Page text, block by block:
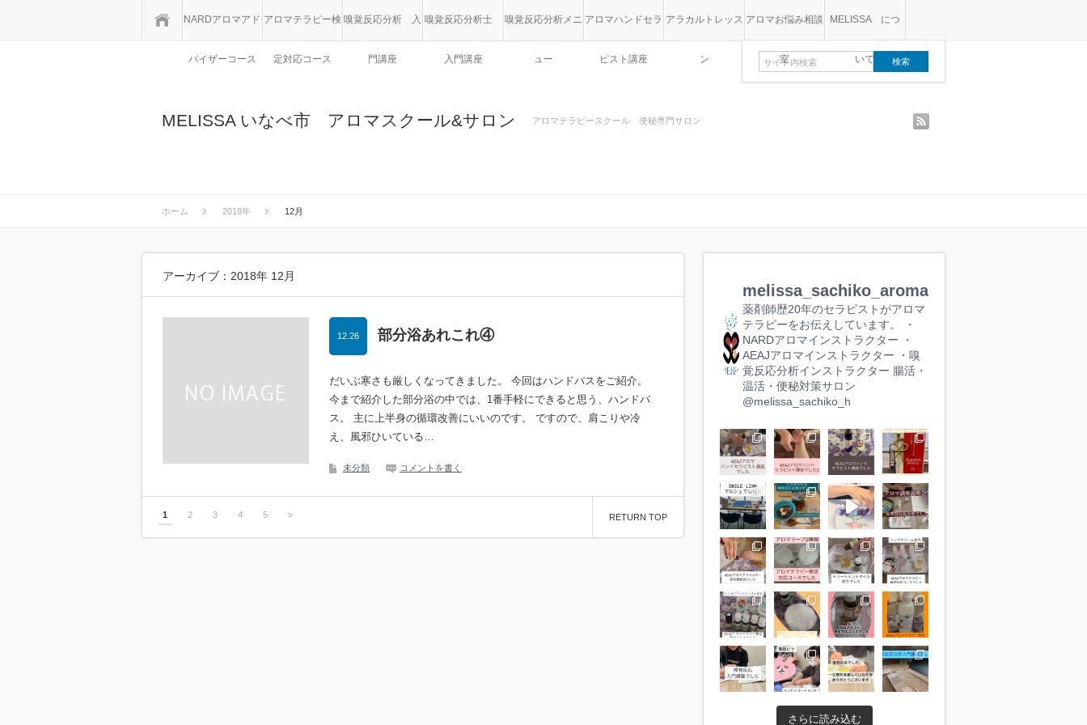
NARDアロマアド
バイザーコース
アロマテラピー検
定対応コース
嗅覚反応分析 入
門講座
嗅覚反応分析士
入門講座
嗅覚反応分析メニ
ュー
アロマハンドセラ
ピスト講座
アラカルトレッス
ン
アロマお悩み相談
室
MELISSA につ
いて
MELISSA いなべ市 アロマスクール&サロン アロマテラピースクール 便秘専門サロン
ホーム 2018年 12月
アーカイブ：2018年 12月
部分浴あれこれ④
12.26
だいぶ寒さも厳しくなってきました。 今回はハンドバスをご紹介。
今まで紹介した部分浴の中では、1番手軽にできると思う、ハンドバ
ス。 主に上半身の循環改善にいいのです。 ですので、肩こりや冷
え、風邪ひいている…
未分類 コメントを書く
1 2 3 4 5 » RETURN TOP
melissa_sachiko_aroma
薬剤師歴20年のセラピストがアロマ
テラピーをお伝えしています。
・
NARDアロマインストラクター ・
AEAJアロマインストラクター ・嗅
覚反応分析インストラクター 腸活・
温活・便秘対策サロン
@melissa_sachiko_h
さらに読み込む